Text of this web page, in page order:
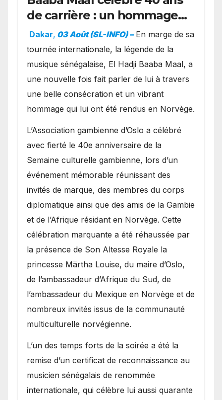
de carrière : un hommage
exceptionnel à Oslo en
présence de la famille
royale.
Dakar, 03 Août (SL-INFO) – ​En marge de sa
tournée internationale, la légende de la
musique sénégalaise, El Hadji Baaba Maal, a
une nouvelle fois fait parler de lui à travers
une belle consécration et un vibrant
hommage qui lui ont été rendus en Norvège.
​L’Association gambienne d’Oslo a célébré
avec fierté le 40e anniversaire de la
Semaine culturelle gambienne, lors d’un
événement mémorable réunissant des
invités de marque, des membres du corps
diplomatique ainsi que des amis de la Gambie
et de l’Afrique résidant en Norvège. Cette
célébration marquante a été réhaussée par
la présence de Son Altesse Royale la
princesse Märtha Louise, du maire d’Oslo,
de l’ambassadeur d’Afrique du Sud, de
l’ambassadeur du Mexique en Norvège et de
nombreux invités issus de la communauté
multiculturelle norvégienne.
​L’un des temps forts de la soirée a été la
remise d’un certificat de reconnaissance au
musicien sénégalais de renommée
internationale, qui célèbre lui aussi quarante